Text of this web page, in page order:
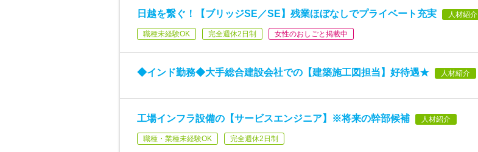
日越を繋ぐ！【ブリッジSE／SE】残業ほぼなしでプライベート充実 人材紹介
職種未経験OK 完全週休2日制 女性のおしごと掲載中
◆インド勤務◆大手総合建設会社での【建築施工図担当】好待遇★ 人材紹介
工場インフラ設備の【サービスエンジニア】※将来の幹部候補 人材紹介
職種・業種未経験OK 完全週休2日制